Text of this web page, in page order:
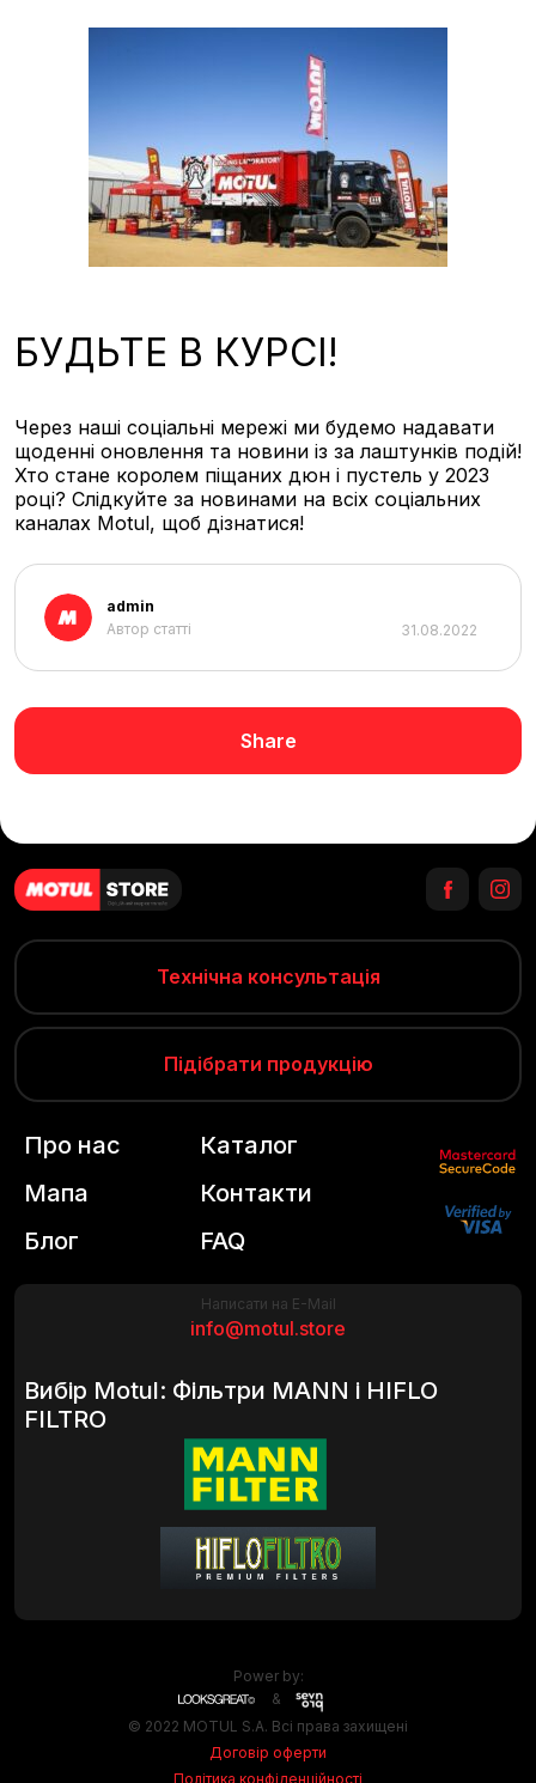
Share
admin
Автор статті
31.08.2022
БУДЬТЕ В КУРСІ!
Через наші соціальні мережі ми будемо надавати
щоденні оновлення та новини із за лаштунків подій!
Хто стане королем піщаних дюн і пустель у 2023
році? Слідкуйте за новинами на всіх соціальних
каналах Motul, щоб дізнатися!
Технічна консультація
Підібрати продукцію
Написати на E-Mail
info@motul.store
Вибір Motul: Фільтри MANN і HIFLO
FILTRO
Про нас
Мапа
Блог
Каталог
Контакти
FAQ
© 2022 MOTUL S.A. Всі права захищені
Договір оферти
Політика конфіденційності
Power by:
&